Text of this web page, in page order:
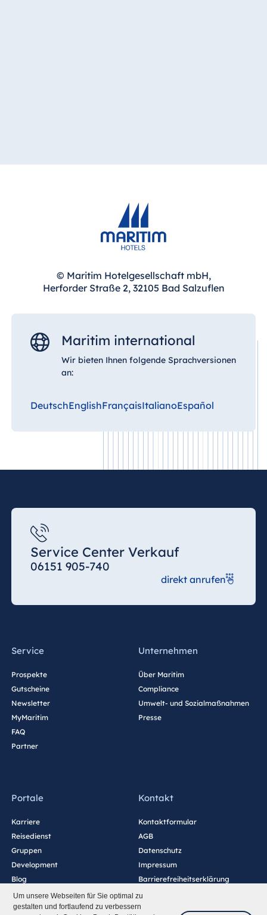
Um unsere Webseiten für Sie optimal zu
gestalten und fortlaufend zu verbessern
© Maritim Hotelgesellschaft mbH,
Herforder Straße 2, 32105 Bad Salzuflen
Maritim international
Wir bieten Ihnen folgende Sprachversionen
an:
DeutschEnglishFrançaisItalianoEspañol
Service Center Verkauf
06151 905-740
direkt anrufen
Service
Prospekte
Gutscheine
Newsletter
MyMaritim
FAQ
Partner
Unternehmen
Über Maritim
Compliance
Umwelt- und Sozialmaßnahmen
Presse
Portale
Karriere
Reisedienst
Gruppen
Development
Blog
Kontakt
Kontaktformular
AGB
Datenschutz
Impressum
Barrierefreiheitserklärung
Cookie-Einstellungen